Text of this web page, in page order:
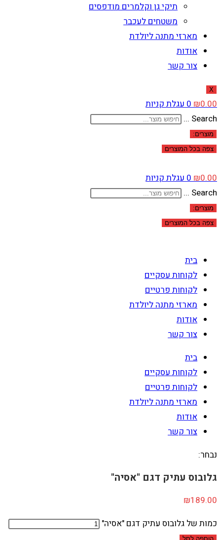
תיקי גן וקלמרים מודפסים
משטחים לעכבר
מארזי מתנה ליולדת
אודות
צור קשר
X
₪0.00
0עגלת קניות
Search ...
מוצרים:
צפה בכל המוצרים
₪0.00
0עגלת קניות
Search ...
מוצרים:
צפה בכל המוצרים
בית
לקוחות עסקיים
לקוחות פרטיים
מארזי מתנה ליולדת
אודות
צור קשר
בית
לקוחות עסקיים
לקוחות פרטיים
מארזי מתנה ליולדת
אודות
צור קשר
נבחר:
גלובוס עתיק דגם "אסיה"
₪189.00
כמות של גלובוס עתיק דגם "אסיה"